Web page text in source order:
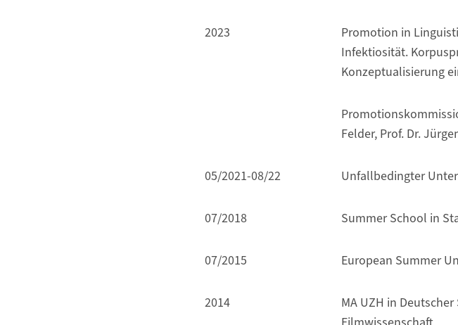
2023
Promotion in
Infektiosität.
Konzeptualisierung
Felder, Prof. Dr.
05/2021-08/22 Unfallbedingter
07/2018 Summer School in
07/2015 European Summer
2014
MA UZH in